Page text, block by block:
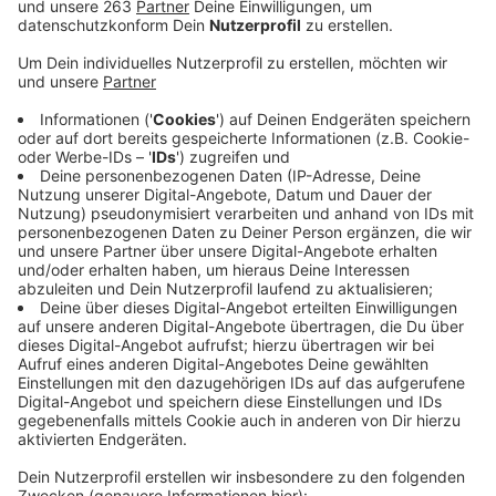
Anzeige
Brauereien in der Region machen da keine Ausnahme.
Vor allem die kleinen Bierhersteller sind in einer
schwierigen Situation. Ilsenbräu in Littfeld und die Irle-
Brauerei in Kaan-Marienborn melden beim Fassbier
einen Rückgang von 100 Prozent. Das liegt vor allem
daran, dass die dort angeschlossene Gastronomie seit
Monaten geschlossen ist. Aber auch die größeren
Brauereien vermelden beim Fassbier einen massiven
Rückgang, bei Erzquell um 50, bei Krombacher sogar
um ca. 60 Prozent. Die Bosch-Brauerei in Bad Laasphe
hat ihre Fassbier-Produktion bereits frühzeitig
gestoppt und nur noch die Bestände abverkauft. Im
Gegensatz zu den anderen Brauereien musste hier
daher kein Bier weggeschüttet werden. Immerhin: von